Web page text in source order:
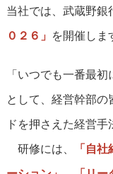
当社では、武蔵野銀
０２６」 を開催しま
「いつでも一番最
として、経営幹部の
ドを押さえた経営手
研修には、 「自社